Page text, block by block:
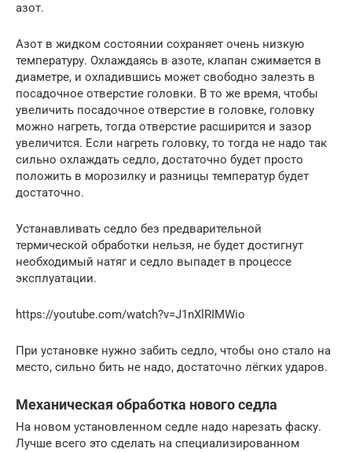
азот.
Азот в жидком состоянии сохраняет очень низкую
температуру. Охлаждаясь в азоте, клапан сжимается в
диаметре, и охладившись может свободно залезть в
посадочное отверстие головки. В то же время, чтобы
увеличить посадочное отверстие в головке, головку
можно нагреть, тогда отверстие расширится и зазор
увеличится. Если нагреть головку, то тогда не надо так
сильно охлаждать седло, достаточно будет просто
положить в морозилку и разницы температур будет
достаточно.
Устанавливать седло без предварительной
термической обработки нельзя, не будет достигнут
необходимый натяг и седло выпадет в процессе
эксплуатации.
https://youtube.com/watch?v=J1nXlRIMWio
При установке нужно забить седло, чтобы оно стало на
место, сильно бить не надо, достаточно лёгких ударов.
Механическая обработка нового седла
На новом установленном седле надо нарезать фаску.
Лучше всего это сделать на специализированном